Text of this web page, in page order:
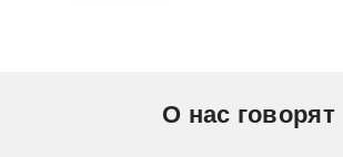
О нас говорят